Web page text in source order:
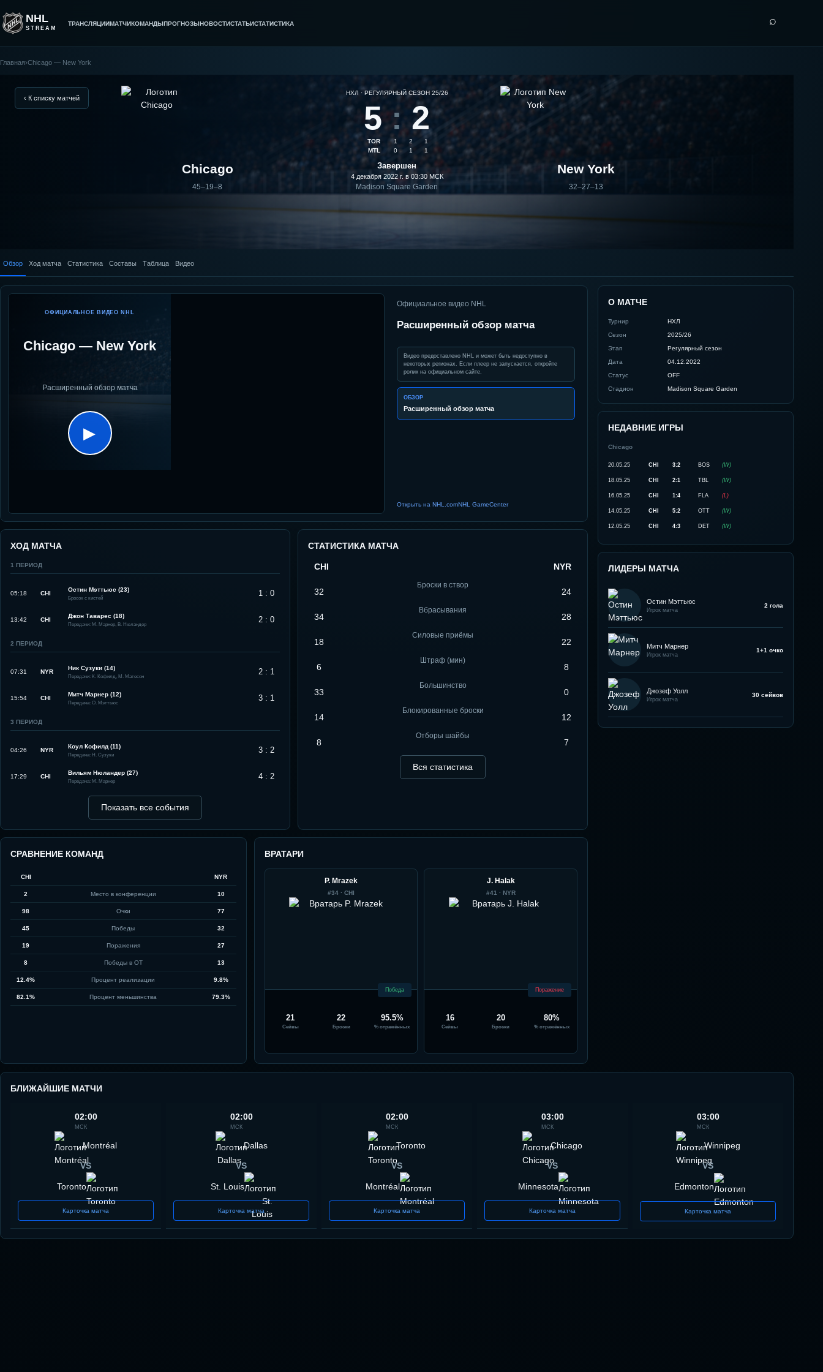
NHL
STREAM
ТРАНСЛЯЦИИМАТЧИКОМАНДЫПРОГНОЗЫНОВОСТИСТАТЬИСТАТИСТИКА ⌕
New
York
Главная›Chicago — New York
‹ К списку матчей
Chicago
45–19–8
НХЛ · РЕГУЛЯРНЫЙ СЕЗОН 25/26
5 : 2
TOR 1 2
1
MTL
0 1 1
Завершен
4 декабря 2022 г. в 03:30МСК
Madison Square Garden
New York
32–27–13
Обзор Ход матча Статистика Составы Таблица Видео
ОФИЦИАЛЬНОЕ ВИДЕО NHL
Chicago — New York
Расширенный обзор матча
▶
Официальное видео NHL
Расширенный обзор матча
Видео предоставлено NHL и может быть недоступно в
некоторых регионах. Если плеер не запускается, откройте
ролик на официальном сайте.
ОБЗОР
Расширенный обзор матча
Открыть на NHL.comNHL GameCenter
ХОД МАТЧА
1 ПЕРИОД
05:18 CHI
Остин Мэттьюс (23)
Бросок с кистей 1 : 0
13:42 CHI
Джон Таварес (18)
Передачи: М. Марнер, В. Нюландер 2 : 0
2 ПЕРИОД
07:31 NYR
Ник Сузуки (14)
Передачи: К. Кофилд, М. Матесон 2 : 1
15:54 CHI
Митч Марнер (12)
Передача: О. Мэттьюс 3 : 1
3 ПЕРИОД
04:26 NYR
Коул Кофилд (11)
Передача: Н. Сузуки 3 : 2
17:29 CHI
Вильям Нюландер (27)
Передача: М. Марнер 4 : 2
Показать все события
СТАТИСТИКА МАТЧА
CHI NYR
32
Броски в створ
24
34
Вбрасывания
28
18
Силовые приёмы
22
6
Штраф (мин)
8
33
Большинство
0
14
Блокированные броски
12
8
Отборы шайбы
7
Вся статистика
СРАВНЕНИЕ КОМАНД
CHI NYR
2 Место в конференции 10
98 Очки 77
45 Победы 32
19 Поражения 27
8 Победы в ОТ 13
12.4% Процент реализации 9.8%
82.1% Процент меньшинства 79.3%
ВРАТАРИ
P. Mrazek
#34 ·CHI
Победа
21
Сейвы
22
Броски
95.5%
% отражённых
J. Halak
#41 · NYR
Поражение
16
Сейвы
20
Броски
80%
% отражённых
О МАТЧЕ
Турнир
НХЛ
Сезон
2025/26
Этап
Регулярный сезон
Дата
04.12.2022
Статус
OFF
Стадион
Madison Square Garden
НЕДАВНИЕ ИГРЫ
Chicago
20.05.25 CHI 3:2 BOS (W)
18.05.25 CHI 2:1 TBL (W)
16.05.25 CHI 1:4 FLA (L)
14.05.25 CHI 5:2 OTT (W)
12.05.25 CHI 4:3 DET (W)
ЛИДЕРЫ МАТЧА
Остин Мэттьюс
Игрок матча
2 гола
Митч Марнер
Игрок матча
1+1 очко
Джозеф Уолл
Игрок матча
30 сейвов
БЛИЖАЙШИЕ МАТЧИ
02:00
МСК
Montréal
VS
Toronto
Карточка матча
02:00
МСК
Dallas
VS
St. Louis
Карточка матча
02:00
МСК
Toronto
VS
Montréal
Карточка матча
03:00
МСК
Chicago
VS
Minnesota
Карточка матча
03:00
МСК
Winnipeg
VS
Edmonton
Карточка матча